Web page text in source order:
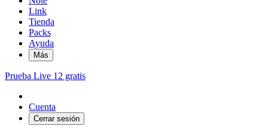
Link
Tienda
Packs
Ayuda
Más
Prueba Live 12 gratis
Cuenta